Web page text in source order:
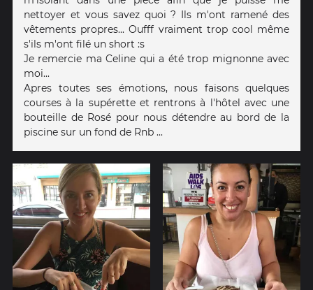
nettoyer et vous savez quoi ? Ils m'ont ramené des
vêtements propres... Oufff vraiment trop cool même
s'ils m'ont filé un short :s
Je remercie ma Celine qui a été trop mignonne avec
moi...
Apres toutes ses émotions, nous faisons quelques
courses à la supérette et rentrons à l'hôtel avec une
bouteille de Rosé pour nous détendre au bord de la
piscine sur un fond de Rnb ...